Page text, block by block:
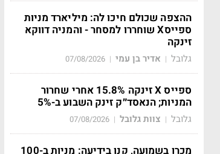
ההצפה שכולם חיכו לה: מיליארד מניות
ספייסX שוחררו למסחר - והמניה דווקא
זינקה
גלובל | אדיר בן עמי |
07/08/2026
ספייס X זינקה 15.8% אחרי שחרור
המניות; הנאסד״ק זינק השבוע ב-5%
גלובל | צוות גלובל |
07/08/2026
מכרו בשמועה, קנו בידיעה: מניות ב-100